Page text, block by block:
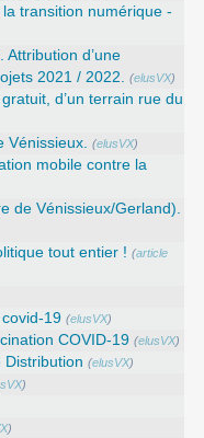
transition numérique -
d’une
2021 / 2022. (elusVX)
d’un terrain rue du
Vénissieux. (elusVX)
mobile contre la
de Vénissieux/Gerland).
tout entier ! (article
19 (elusVX)
COVID‑19 (elusVX)
Distribution (elusVX)
)
)